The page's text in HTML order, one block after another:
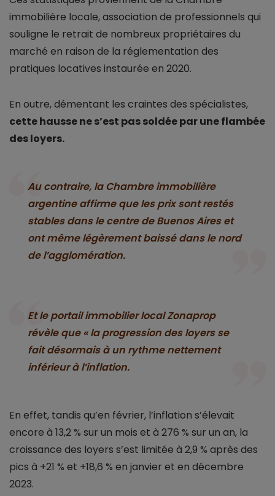
immobilière locale, association de professionnels qui
souligne le retrait de nombreux propriétaires du
marché en raison de la réglementation des
pratiques locatives instaurée en 2020.
En outre, démentant les craintes des spécialistes,
cette hausse ne s’est pas soldée par une flambée
des loyers.
Au contraire, la Chambre immobilière
argentine affirme que les prix sont restés
stables dans le centre de Buenos Aires et
ont même légèrement baissé dans le nord
de l’agglomération.
Et le portail immobilier local Zonaprop
révèle que « la progression des loyers se
fait désormais à un rythme nettement
inférieur à l’inflation.
En effet, tandis qu’en février, l’inflation s’élevait
encore à 13,2 % sur un mois et à 276 % sur un an, la
croissance des loyers s’est limitée à 2,9 % après des
pics à +21 % et +18,6 % en janvier et en décembre
2023.